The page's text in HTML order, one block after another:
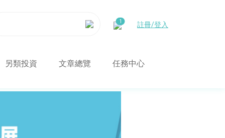
註冊/登入
另類投資 文章總覽 任務中心